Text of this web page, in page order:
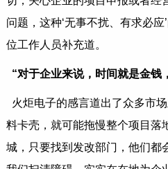
问题，这种‘无事不扰、有求必
位工作人员补充道。
“对于企业来说，时间就是金钱
火炬电子的感言道出了众多市
料卡壳，就可能拖慢整个项目落
城，只要找到发改部门，他们都